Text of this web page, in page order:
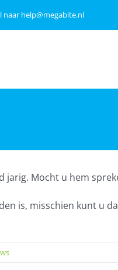
naar help@megabite.nl
jarig. Mocht u hem
is, misschien kunt u